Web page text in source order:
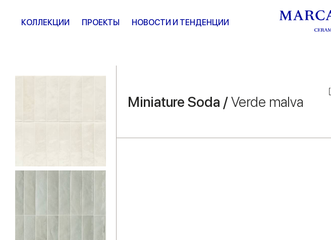
КОЛЛЕКЦИИ ПРОЕКТЫ НОВОСТИ И ТЕНДЕНЦИИ
Miniature Soda /Verde malva